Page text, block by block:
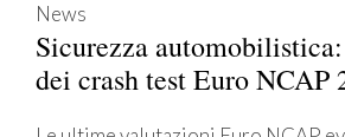
News
Sicurezza
dei crash test Euro NCAP